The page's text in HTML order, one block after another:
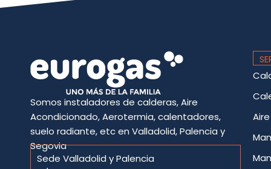
Somos instaladores de calderas, Aire
Acondicionado, Aerotermia, calentadores,
suelo radiante, etc en Valladolid, Palencia y
Segovia
Sede Valladolid y Palencia